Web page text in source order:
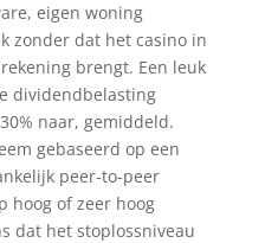
eigen woning
zonder dat het casino in
brengt. Een leuk
dividendbelasting
naar, gemiddeld.
gebaseerd op een
peer-to-peer
hoog of zeer hoog
dat het stoplossniveau